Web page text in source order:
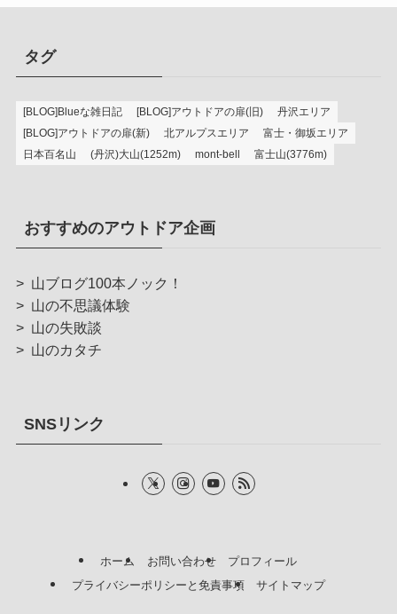
タグ
[BLOG]Blueな雑日記 [BLOG]アウトドアの扉(旧)
丹沢エリア
[BLOG]アウトドアの扉(新)
北アルプスエリア
富士・御坂エリア
日本百名山
(丹沢)大山(1252m) mont-bell 富士山(3776m)
おすすめのアウトドア企画
> 山ブログ100本ノック！
> 山の不思議体験
> 山の失敗談
> 山のカタチ
SNSリンク
ホーム お問い合わせ
プロフィール
プライバシーポリシーと免責事項
サイトマップ